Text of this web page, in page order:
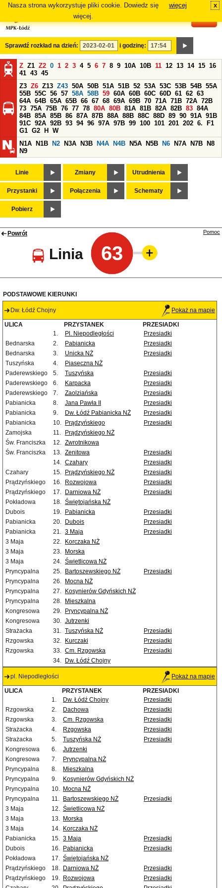
Nasza strona wykorzystuje pliki cookie. Dowiedz się
więcej.
więcej x
Sprawdź rozkład na dzień: i godzinę:
Z Z1 Z2 0 1 2 3 4 5 6 7 8 9 10A 10B 11 12 13 14 15 16
41 43 45
Z3 Z6 Z13 Z43 50A 50B 51A 51B 52 53A 53C 53B 54B 55A
55B 55C 56 57 58A 58B 59 60A 60B 60C 60D 61 62 63
64A 64B 65A 65B 66 67 68 69A 69B 70 71A 71B 72A 72B
73 75A 75B 76 77 78 80A 80B 81A 81B 82A 82B 83 84A
84B 85A 85B 86 87A 87B 88A 88B 88C 88D 89 90 91A 91B
91C 92A 92B 93 94 96 97A 97B 99 100 101 201 202 6.
F1
G1 G2 H
W
N1A
N1B N2 N3A N3B N4A N4B N5A N5B N6 N7A N7B
N8
N9
Linie Zmiany Utrudnienia
Przystanki Połączenia Schematy
Pobierz
Powrót
Linia 63
Pomoc
PODSTAWOWE KIERUNKI
Dw. Łódź Chojny Pokaż na mapie
ULICA PRZYSTANEK
PRZESIADKI
1.
Pl. Niepodległości
Przesiadki
Bednarska
2. Pabianicka
Przesiadki
Bednarska
3. Unicka NŻ
Przesiadki
Tuszyńska
4.
Piaseczna NŻ
Paderewskiego
5. Tuszyńska
Przesiadki
Paderewskiego
6. Karpacka
Przesiadki
Paderewskiego
7. Zaolziańska
Przesiadki
Pabianicka
8. Jana Pawła II
Przesiadki
Pabianicka
9. Dw. Łódź Pabianicka NŻ
Przesiadki
Pabianicka
10. Prądzyńskiego
Przesiadki
Zamojska
11.
Prądzyńskiego NŻ
Św. Franciszka
12. Zwrotnikowa
Św. Franciszka
13. Zenitowa
Przesiadki
14. Czahary
Przesiadki
Czahary
15. Prądzyńskiego NŻ
Przesiadki
Prądzyńskiego
16. Rozwojowa
Przesiadki
Prądzyńskiego
17. Darniowa NŻ
Przesiadki
Pokładowa
18. Świętojańska NŻ
Dubois
19. Pabianicka
Przesiadki
Pabianicka
20. Dubois
Przesiadki
Pabianicka
21. 3 Maja
Przesiadki
3 Maja
22.
Korczaka NŻ
3 Maja
23.
Morska
3 Maja
24. Świetlicowa NŻ
Pryncypalna
25. Bartoszewskiego NŻ
Przesiadki
Pryncypalna
26.
Mocna NŻ
Pryncypalna
27.
Kosynierów Gdyńskich NŻ
Pryncypalna
28.
Mieszkalna
Kongresowa
29.
Pryncypalna NŻ
Kongresowa
30. Jutrzenki
Strażacka
31. Tuszyńska NŻ
Przesiadki
Rzgowska
32. Kurczaki
Przesiadki
Rzgowska
33. Cm. Rzgowska
Przesiadki
34.
Dw. Łódź Chojny
pl. Niepodległości Pokaż na mapie
ULICA PRZYSTANEK
PRZESIADKI
1.
Dw. Łódź Chojny
Przesiadki
Rzgowska
2. Dachowa
Przesiadki
Rzgowska
3. Cm. Rzgowska
Przesiadki
Strażacka
4. Rzgowska
Przesiadki
Strażacka
5. Tuszyńska NŻ
Przesiadki
Kongresowa
6.
Jutrzenki
Kongresowa
7.
Pryncypalna NŻ
Pryncypalna
8.
Mieszkalna
Pryncypalna
9.
Kosynierów Gdyńskich NŻ
Pryncypalna
10. Mocna NŻ
Pryncypalna
11. Bartoszewskiego NŻ
Przesiadki
3 Maja
12. Świetlicowa NŻ
3 Maja
13. Morska
3 Maja
14. Korczaka NŻ
Pabianicka
15. 3 Maja
Przesiadki
Dubois
16. Pabianicka
Przesiadki
Pokładowa
17. Świętojańska NŻ
Prądzyńskiego
18. Darniowa NŻ
Przesiadki
Prądzyńskiego
19. Rozwojowa
Przesiadki